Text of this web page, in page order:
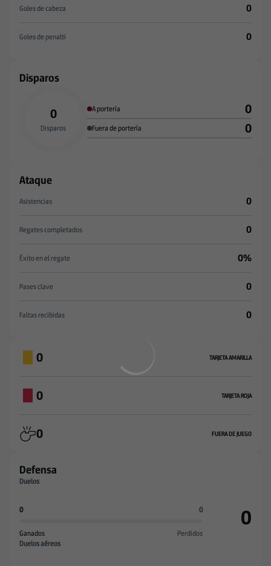
Goles de cabeza
0
Goles de penalti 0
Disparos
0
Disparos
A portería 0
Fuera de portería 0
Ataque
Asistencias 0
Regates completados 0
Éxito en el regate 0%
Pases clave 0
Faltas recibidas 0
0 TARJETA AMARILLA
0 TARJETA ROJA
0 FUERA DE JUEGO
Defensa
Duelos
0 0
Ganados Perdidos
0
Duelos aéreos